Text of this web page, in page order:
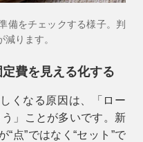
備をチェックする様子。判
ります。
費を見える化する
くなる原因は、「ロー
」ことが多いです。新
点”ではなく“セット”で